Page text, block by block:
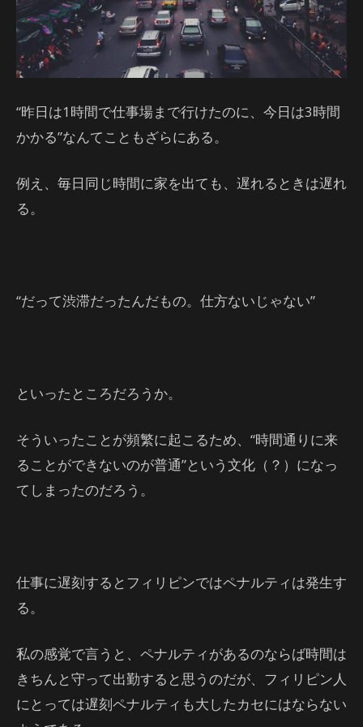
“昨日は1時間で仕事場まで行けたのに、今日は3時間
かかる”なんてこともざらにある。
例え、毎日同じ時間に家を出ても、遅れるときは遅れ
る。
“だって渋滞だったんだもの。仕方ないじゃない”
といったところだろうか。
そういったことが頻繁に起こるため、“時間通りに来
ることができないのが普通”という文化（？）になっ
てしまったのだろう。
仕事に遅刻するとフィリピンではペナルティは発生す
る。
私の感覚で言うと、ペナルティがあるのならば時間は
きちんと守って出勤すると思うのだが、フィリピン人
にとっては遅刻ペナルティも大したカセにはならない